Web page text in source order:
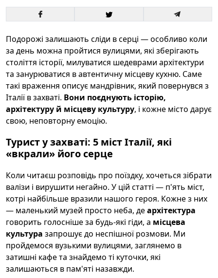
Подорожі залишають сліди в серці — особливо коли
за день можна пройтися вулицями, які зберігають
століття історії, милуватися шедеврами архітектури
та занурюватися в автентичну місцеву кухню. Саме
такі враження описує мандрівник, який повернувся з
Італії в захваті. Вони поєднують історію,
архітектуру й місцеву культуру, і кожне місто дарує
свою, неповторну емоцію.
Турист у захваті: 5 міст Італії, які
«вкрали» його серце
Коли читаєш розповідь про поїздку, хочеться зібрати
валізи і вирушити негайно. У цій статті — п'ять міст,
котрі найбільше вразили нашого героя. Кожне з них
— маленький музей просто неба, деархітектура
говорить голосніше за будь-які гіди, а місцева
культура запрошує до неспішної розмови. Ми
пройдемося вузькими вулицями, заглянемо в
затишні кафе та знайдемо ті куточки, які
залишаються в пам'яті назавжди.